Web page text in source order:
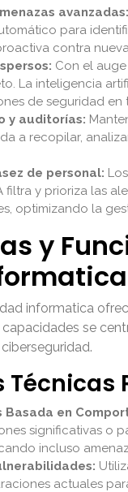
avanzadas:
para
contra
Con el
La inteligencia
de seguridad en
y auditorías:
a recopilar,
de personal:
filtra y prioriza las
optimizando la
y
informatica
se
Basada en
significativas o
incluso
actuales